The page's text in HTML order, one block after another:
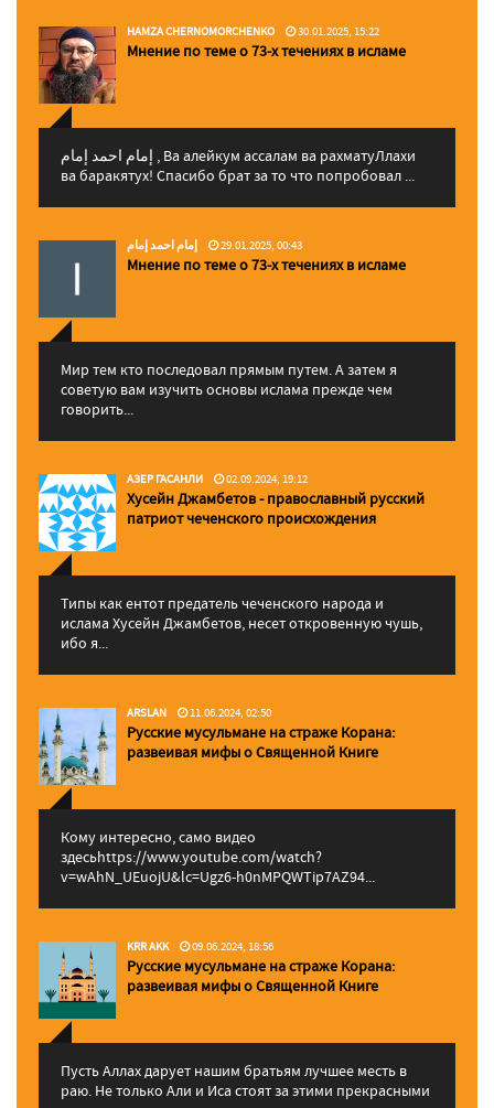
HAMZA CHERNOMORCHENKO 30.01.2025, 15:22
Мнение по теме о 73-х течениях в исламе
إمام احمد إمام , Ва алейкум ассалам ва рахматуЛлахи
ва баракятух! Спасибо брат за то что попробовал ...
إمام احمد إمام 29.01.2025, 00:43
Мнение по теме о 73-х течениях в исламе
Мир тем кто последовал прямым путем. А затем я
советую вам изучить основы ислама прежде чем
говорить...
АЗЕР ГАСАНЛИ 02.09.2024, 19:12
Хусейн Джамбетов - православный русский
патриот чеченского происхождения
Типы как ентот предатель чеченского народа и
ислама Хусейн Джамбетов, несет откровенную чушь,
ибо я...
ARSLAN 11.06.2024, 02:50
Русские мусульмане на страже Корана:
pазвеивая мифы о Священной Книге
Кому интересно, само видео
здесьhttps://www.youtube.com/watch?
v=wAhN_UEuojU&lc=Ugz6-h0nMPQWTip7AZ94...
KRR AKK 09.06.2024, 18:56
Русские мусульмане на страже Корана:
pазвеивая мифы о Священной Книге
Пусть Аллах дарует нашим братьям лучшее месть в
раю. Не только Али и Иса стоят за этими прекрасными